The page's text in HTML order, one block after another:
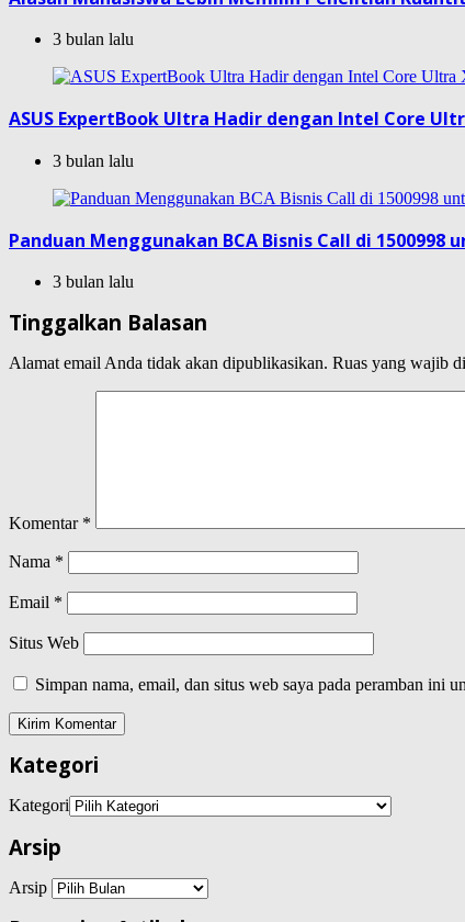
3 bulan lalu
ASUS ExpertBook Ultra Hadir dengan Intel Core
3 bulan lalu
Panduan Menggunakan BCA Bisnis Call di 1500998
3 bulan lalu
Tinggalkan Balasan
Alamat email Anda tidak akan dipublikasikan. Ruas yang wajib
Komentar *
Nama *
Email *
Situs Web
Simpan nama, email, dan situs web saya pada peramban ini
Kategori
Kategori
Arsip
Arsip